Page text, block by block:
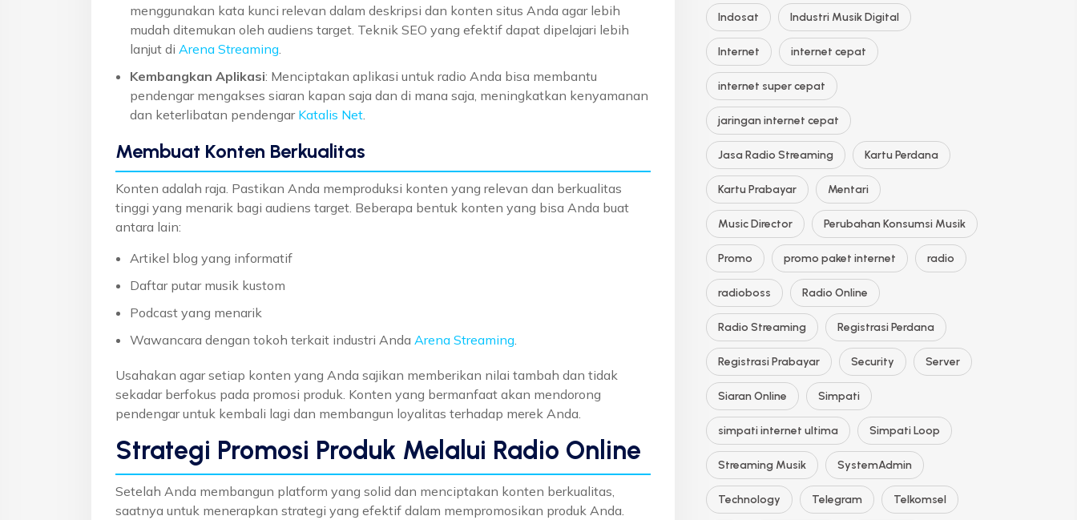
menggunakan kata kunci relevan dalam deskripsi dan konten situs Anda agar lebih
mudah ditemukan oleh audiens target. Teknik SEO yang efektif dapat dipelajari lebih
lanjut di Arena Streaming
Kembangkan Aplikasi: Menciptakan aplikasi untuk radio Anda bisa membantu
pendengar mengakses siaran kapan saja dan di mana saja, meningkatkan kenyamanan
dan keterlibatan pendengar Katalis Net
Membuat Konten Berkualitas
Konten adalah raja. Pastikan Anda memproduksi konten yang relevan dan berkualitas
tinggi yang menarik bagi audiens target. Beberapa bentuk konten yang bisa Anda buat
antara lain:
Artikel blog yang informatif
Daftar putar musik kustom
Podcast yang menarik
Wawancara dengan tokoh terkait industri Anda Arena Streaming
Usahakan agar setiap konten yang Anda sajikan memberikan nilai tambah dan tidak
sekadar berfokus pada promosi produk. Konten yang bermanfaat akan mendorong
pendengar untuk kembali lagi dan membangun loyalitas terhadap merek Anda.
Strategi Promosi Produk Melalui Radio Online
Setelah Anda membangun platform yang solid dan menciptakan konten berkualitas,
saatnya untuk menerapkan strategi yang efektif dalam mempromosikan produk Anda.
Indosat Industri Musik Digital
Internet internet cepat
internet super cepat
jaringan internet cepat
Jasa Radio Streaming Kartu Perdana
Kartu Prabayar Mentari
Music Director Perubahan Konsumsi Musik
Promo promo paket internet radio
radioboss Radio Online
Radio Streaming Registrasi Perdana
Registrasi Prabayar Security Server
Siaran Online Simpati
simpati internet ultima Simpati Loop
Streaming Musik SystemAdmin
Technology Telegram Telkomsel